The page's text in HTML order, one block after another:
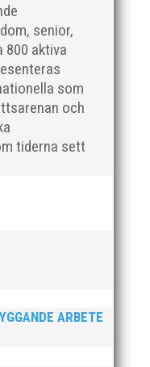
senior,
800 aktiva
som
och
tiderna sett
ARBETE
betyder det olika
sig i
sammanfattning
förening om hur
alla friidrottare